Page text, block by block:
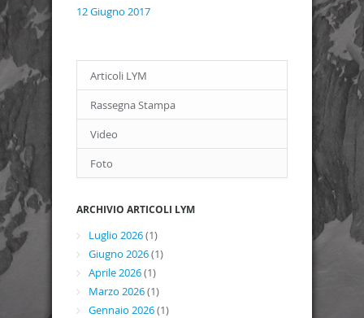
12 Giugno 2017
Articoli LYM
Rassegna Stampa
Video
Foto
ARCHIVIO ARTICOLI LYM
Luglio 2026(1)
Giugno 2026(1)
Aprile 2026(1)
Marzo 2026(1)
Gennaio 2026(1)